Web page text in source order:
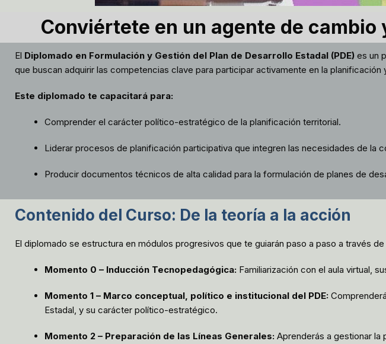
Conviértete en un agente de
El Diplomado en Formulación y Gestión del Plan de Desarrollo Estadal (PDE) es un
que buscan adquirir las competencias clave para participar activamente en la
Este diplomado te capacitará para:
Comprender el carácter político-estratégico de la planificación territorial.
Liderar procesos de planificación participativa que integren las necesidades de la
Producir documentos técnicos de alta calidad para la formulación de planes de
Contenido del Curso: De la teoría a la acción
El diplomado se estructura en módulos progresivos que te guiarán paso a paso a través
Momento 0 – Inducción Tecnopedagógica: Familiarización con el aula virtual,
Momento 1 – Marco conceptual, político e institucional del PDE:
Estadal, y su carácter político-estratégico.
Momento 2 – Preparación de las Líneas Generales: Aprenderás a gestionar